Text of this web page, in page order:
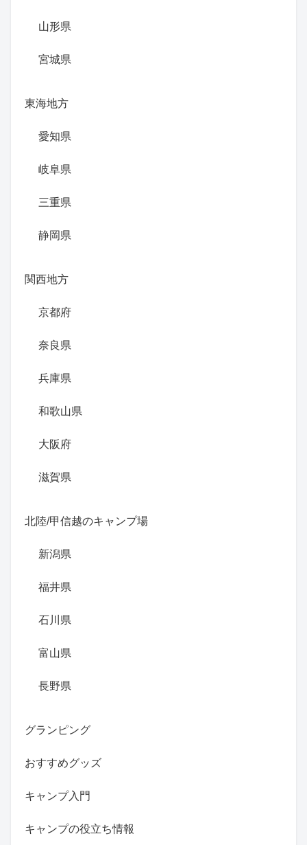
山形県
宮城県
東海地方
愛知県
岐阜県
三重県
静岡県
関西地方
京都府
奈良県
兵庫県
和歌山県
大阪府
滋賀県
北陸/甲信越のキャンプ場
新潟県
福井県
石川県
富山県
長野県
グランピング
おすすめグッズ
キャンプ入門
キャンプの役立ち情報